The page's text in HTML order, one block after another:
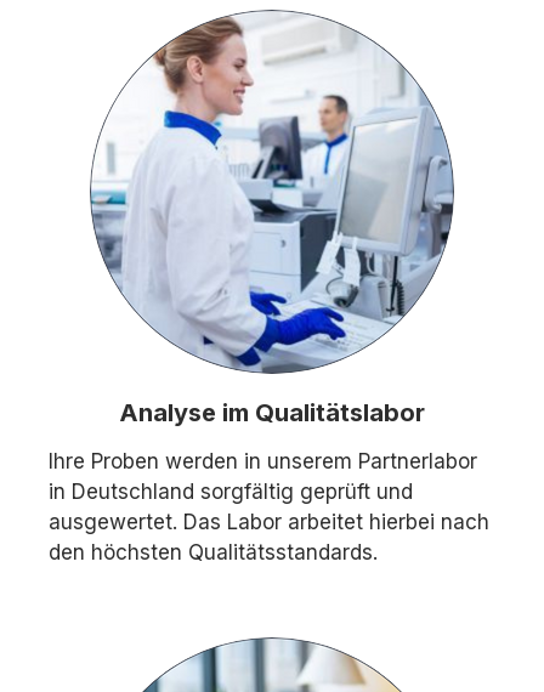
Analyse im Qualitätslabor
Ihre Proben werden in unserem Partnerlabor
in Deutschland sorgfältig geprüft und
ausgewertet. Das Labor arbeitet hierbei nach
den höchsten Qualitätsstandards.